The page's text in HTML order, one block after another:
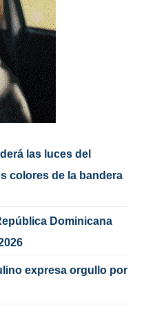
las luces del
colores de la bandera
Dominicana
expresa orgullo por